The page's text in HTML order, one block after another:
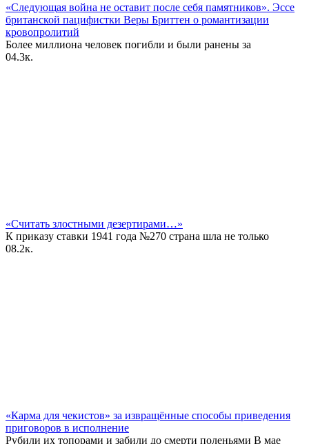
«Следующая война не оставит после себя памятников». Эссе
британской пацифистки Веры Бриттен о романтизации
кровопролитий
Более миллиона человек погибли и были ранены за
04.3к.
«Считать злостными дезертирами…»
К приказу ставки 1941 года №270 страна шла не только
08.2к.
«Карма для чекистов» за извращённые способы приведения
приговоров в исполнение
Рубили их топорами и забили до смерти поленьями В мае